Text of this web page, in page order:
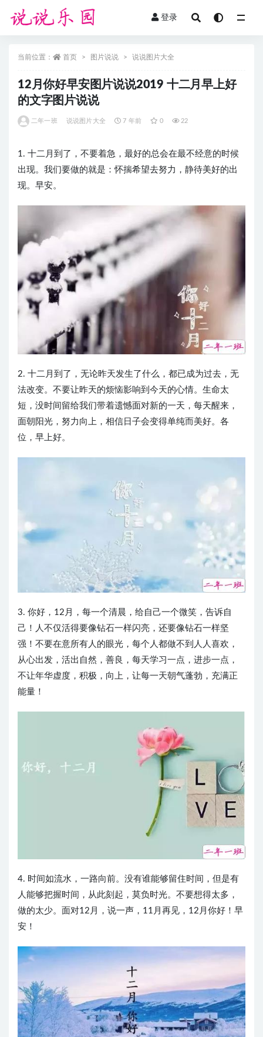
登录
当前位置： 首页 图片说说 说说图片大全
12月你好早安图片说说2019 十二月早上好
的文字图片说说
二年一班 说说图片大全 7 年前 0 22
1. 十二月到了，不要着急，最好的总会在最不经意的时候
出现。我们要做的就是：怀揣希望去努力，静待美好的出
现。早安。
2. 十二月到了，无论昨天发生了什么，都已成为过去，无
法改变。不要让昨天的烦恼影响到今天的心情。生命太
短，没时间留给我们带着遗憾面对新的一天，每天醒来，
面朝阳光，努力向上，相信日子会变得单纯而美好。各
位，早上好。
3. 你好，12月，每一个清晨，给自己一个微笑，告诉自
己！人不仅活得要像钻石一样闪亮，还要像钻石一样坚
强！不要在意所有人的眼光，每个人都做不到人人喜欢，
从心出发，活出自然，善良，每天学习一点，进步一点，
不让年华虚度，积极，向上，让每一天朝气蓬勃，充满正
能量！
4. 时间如流水，一路向前。没有谁能够留住时间，但是有
人能够把握时间，从此刻起，莫负时光。不要想得太多，
做的太少。面对12月，说一声，11月再见，12月你好！早
安！